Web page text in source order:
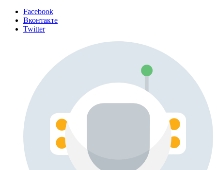
Facebook
Вконтакте
Twitter